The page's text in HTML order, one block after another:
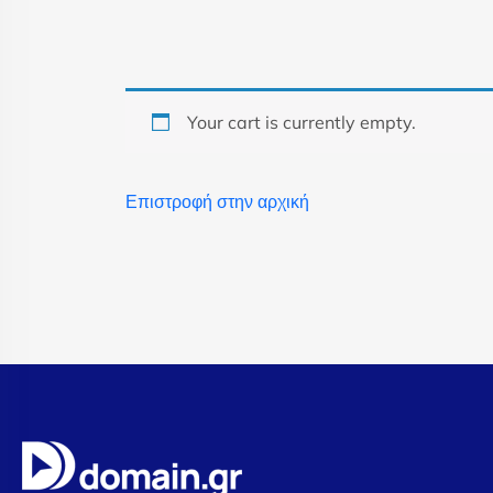
Your cart is currently empty.
Επιστροφή στην αρχική